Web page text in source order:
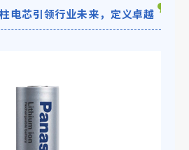
电芯引领行业未来，定义卓越